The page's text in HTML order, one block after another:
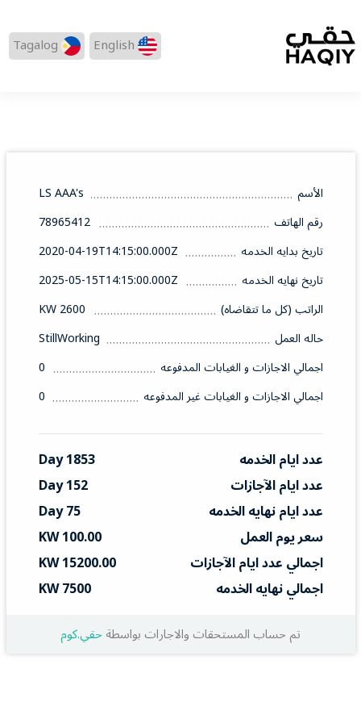
English
Tagalog
الأسم
LS AAA's
رقم الهاتف
78965412
تاريخ بدايه الخدمه
2020-04-19T14:15:00.000Z
تاريخ نهايه الخدمه
2025-05-15T14:15:00.000Z
الراتب (كل ما تتقاضاه)
2600 KW
حاله العمل
StillWorking
اجمالي الاجازات و الغيابات المدفوعه
0
اجمالي الاجازات و الغيابات غير المدفوعه
0
عدد ايام الخدمه
1853 Day
عدد ايام الآجازات
152 Day
عدد ايام نهايه الخدمه
75 Day
سعر يوم العمل
100.00 KW
اجمالي عدد ايام الآجازات
15200.00 KW
اجمالي نهايه الخدمه
7500 KW
تم حساب المستحقات والاجارات بواسطةحقي.كوم